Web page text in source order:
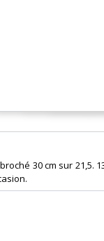
30 cm sur 21,5.